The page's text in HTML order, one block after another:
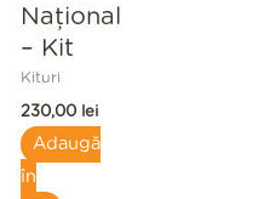
Naţional
– Kit
Kituri
230,00 lei
Adaugă
în